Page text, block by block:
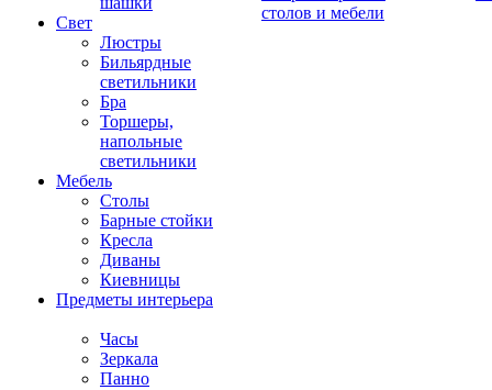
Свет
Люстры
Бильярдные
светильники
Бра
Торшеры,
напольные
светильники
Мебель
Столы
Барные стойки
Кресла
Диваны
Киевницы
Предметы интерьера
Часы
Зеркала
Панно
столов и мебели